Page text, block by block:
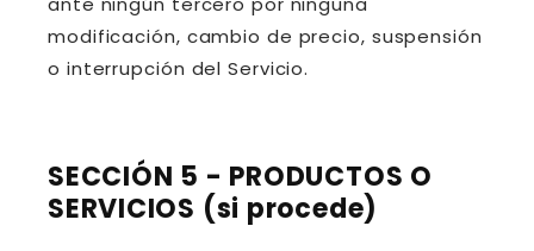
modificación, cambio de precio, suspensión
o interrupción del Servicio.
SECCIÓN 5 - PRODUCTOS O
SERVICIOS (si procede)